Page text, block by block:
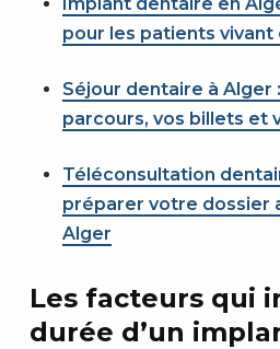
pour les patients vivant
Séjour dentaire à Alger
parcours, vos billets et
Téléconsultation
préparer votre dossier
Alger
Les facteurs qui
durée d’un